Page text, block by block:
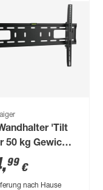
'Tilt
50 kg Gewicht
,99 €
nach Hause